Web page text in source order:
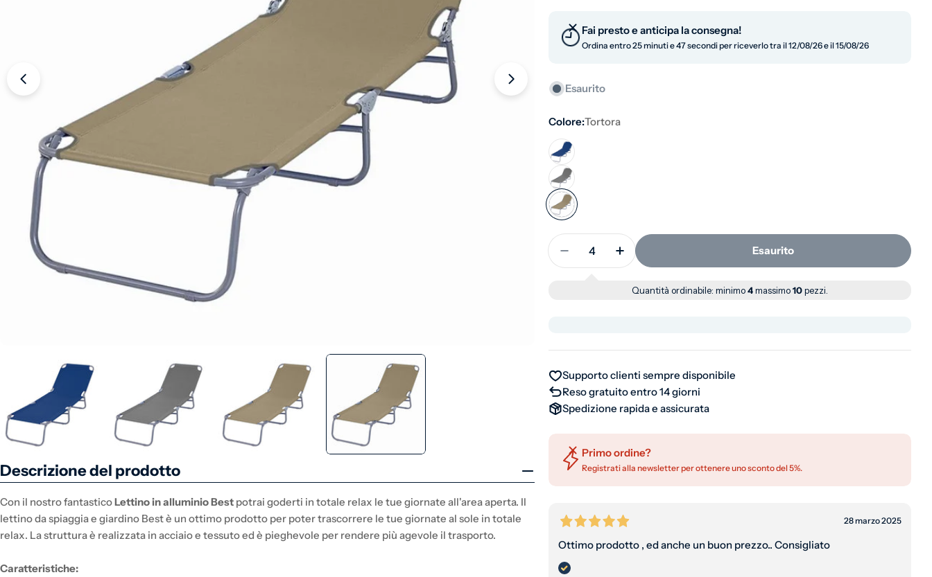
supporto 3 in modalità modale Apri supporto 0 in modalità modale
Descrizione del prodotto
Con il nostro fantasticoLettino in alluminio Best potrai goderti in totale relax le tue giornate all'area aperta. Il
lettino da spiaggia e giardino Best è un ottimo prodotto per poter trascorrere le tue giornate al sole in totale
relax. La struttura è realizzata in acciaio e tessuto ed è pieghevole per rendere più agevole il trasporto.
Caratteristiche:
Fai presto e anticipa la consegna!
Ordina entro 25 minuti e 46 secondi per riceverlo tra il 12/08/26 e il 15/08/26
Esaurito
Colore:Tortora
Quantità
Diminuisci la quantità per Lettino da spiaggia pieghevole in
Aumenta la quantità per Lettino da spiaggia
Esaurito
Quantità ordinabile:minimo4massimo10pezzi.
Supporto clienti sempre disponibile
Reso gratuito entro 14 giorni
Spedizione rapida e assicurata
Primo ordine?
Registrati alla newsletter per ottenere uno sconto del 5%.
28 marzo 2025
Ottimo prodotto , ed anche un buon prezzo.. Consigliato